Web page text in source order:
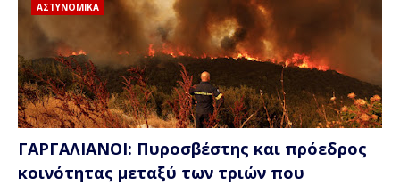
ΑΣΤΥΝΟΜΙΚΑ
ΓΑΡΓΑΛΙΑΝΟΙ: Πυροσβέστης και πρόεδρος
κοινότητας μεταξύ των τριών που